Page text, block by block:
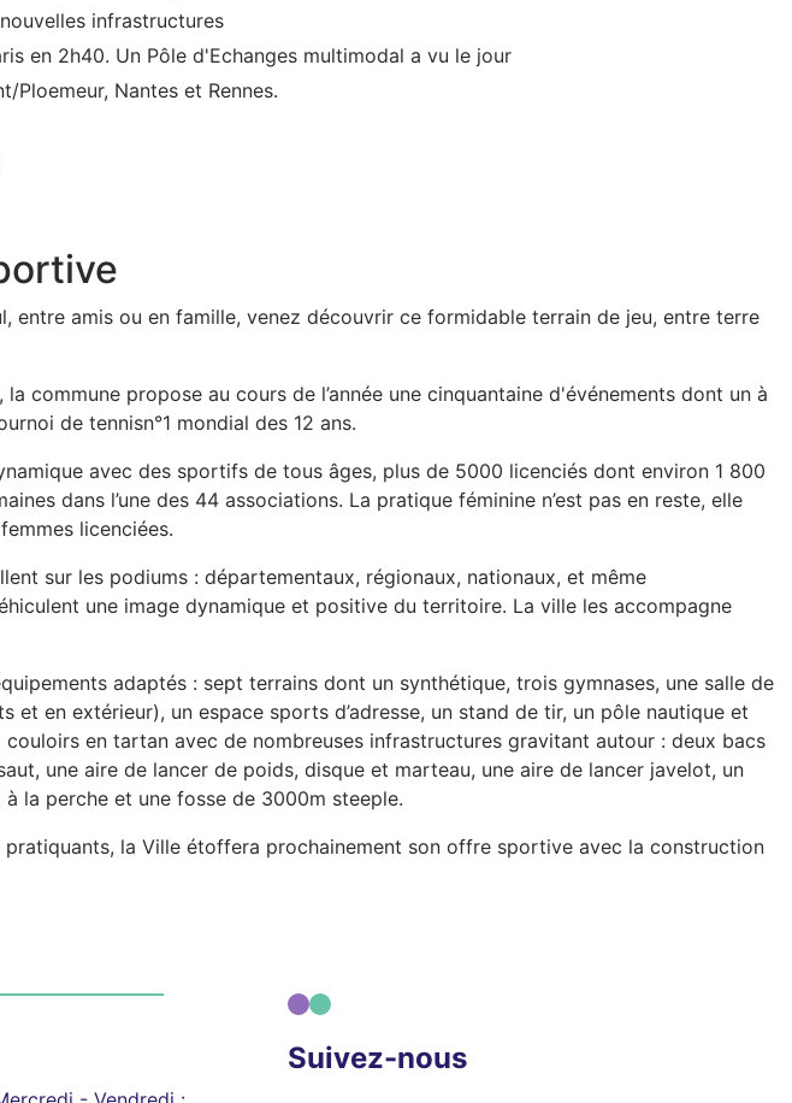
infrastructures
en 2h40. Un Pôle d'Echanges multimodal a vu le jour
Nantes et Rennes.
entre amis ou en famille, venez découvrir ce formidable terrain de jeu, entre terre
commune propose au cours de l’année une cinquantaine d'événements dont un à
de tennisn°1 mondial des 12 ans.
avec des sportifs de tous âges, plus de 5000 licenciés dont environ 1 800
dans l’une des 44 associations. La pratique féminine n’est pas en reste, elle
licenciées.
sur les podiums : départementaux, régionaux, nationaux, et même
une image dynamique et positive du territoire. La ville les accompagne
adaptés : sept terrains dont un synthétique, trois gymnases, une salle de
en extérieur), un espace sports d’adresse, un stand de tir, un pôle nautique et
couloirs en tartan avec de nombreuses infrastructures gravitant autour : deux bacs
une aire de lancer de poids, disque et marteau, une aire de lancer javelot, un
la perche et une fosse de 3000m steeple.
la Ville étoffera prochainement son offre sportive avec la construction
Suivez-nous